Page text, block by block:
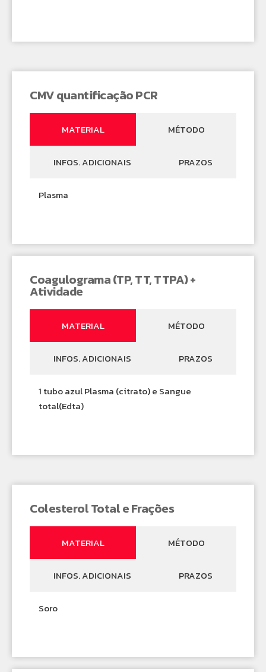
CMV quantificação PCR
MATERIAL MÉTODO
INFOS. ADICIONAIS PRAZOS
Plasma
Coagulograma (TP, TT, TTPA) +
Atividade
MATERIAL MÉTODO
INFOS. ADICIONAIS PRAZOS
1 tubo azul Plasma (citrato) e Sangue
total(Edta)
Colesterol Total e Frações
MATERIAL MÉTODO
INFOS. ADICIONAIS PRAZOS
Soro